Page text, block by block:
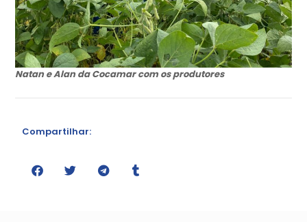
Natan e Alan da Cocamar com os produtores
Compartilhar: